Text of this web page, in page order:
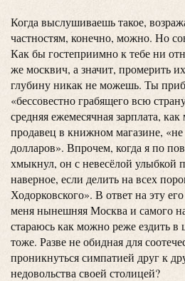
Когда выслушиваешь такое,
частностям, конечно, можно. Но
Как бы гостеприимно к тебе ни
же москвич, а значит, промерить
глубину никак не можешь. Ты
«бессовестно грабящего всю
средняя ежемесячная зарплата,
продавец в книжном магазине,
долларов». Впрочем, когда я по
хмыкнул, он с невесёлой улыбкой
наверное, если делить на всех
Ходорковского». В ответ на эту
меня нынешняя Москва и самого
стараюсь как можно реже ездить
тоже. Разве не обидная для
проникнуться симпатией друг к
недовольства своей столицей?